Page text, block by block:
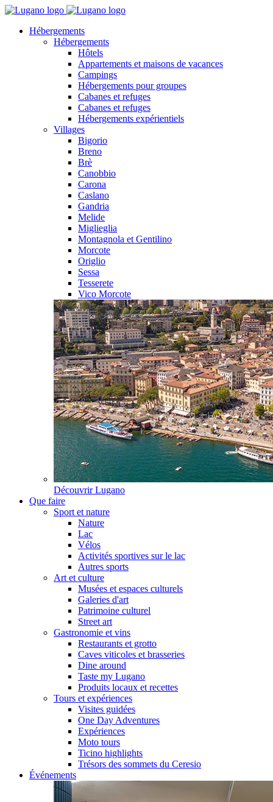
Hébergements
Hébergements
Hôtels
Appartements et maisons de vacances
Campings
Hébergements pour groupes
Cabanes et refuges
Cabanes et refuges
Hébergements expérientiels
Villages
Bigorio
Breno
Brè
Canobbio
Carona
Caslano
Gandria
Melide
Miglieglia
Montagnola et Gentilino
Morcote
Origlio
Sessa
Tesserete
Vico Morcote
Découvrir Lugano
Que faire
Sport et nature
Nature
Lac
Vélos
Activités sportives sur le lac
Autres sports
Art et culture
Musées et espaces culturels
Galeries d'art
Patrimoine culturel
Street art
Gastronomie et vins
Restaurants et grotto
Caves viticoles et brasseries
Dine around
Taste my Lugano
Produits locaux et recettes
Tours et expériences
Visites guidées
One Day Adventures
Expériences
Moto tours
Ticino highlights
Trésors des sommets du Ceresio
Événements